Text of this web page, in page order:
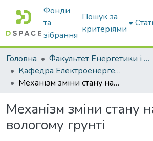
Фонди
та
зібрання
Пошук за
критеріями
Головна
Факультет Енергетики і комп'ютерних технологій
Кафедра Електроенергетики і електротехнологій
Механізм зміни стану насіння у вологому грунті
Механізм зміни стану
вологому грунті